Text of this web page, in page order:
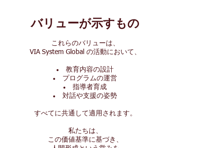
バリューが示すもの
これらのバリューは、
VIA System Global の活動において、
教育内容の設計
プログラムの運営
指導者育成
対話や支援の姿勢
すべてに共通して適用されます。
私たちは、
この価値基準に基づき、